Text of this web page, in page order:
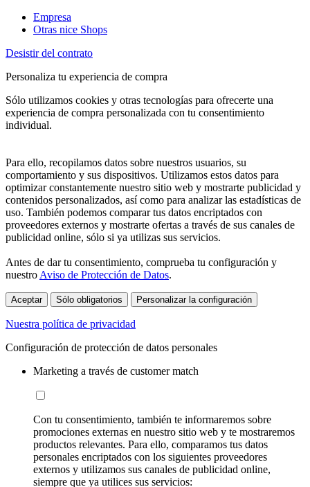
Empresa
Otras nice Shops
Desistir del contrato
Personaliza tu experiencia de compra
Sólo utilizamos cookies y otras tecnologías para ofrecerte una
experiencia de compra personalizada con tu consentimiento
individual.
Para ello, recopilamos datos sobre nuestros usuarios, su
comportamiento y sus dispositivos. Utilizamos estos datos para
optimizar constantemente nuestro sitio web y mostrarte publicidad y
contenidos personalizados, así como para analizar las estadísticas de
uso. También podemos comparar tus datos encriptados con
proveedores externos y mostrarte ofertas a través de sus canales de
publicidad online, sólo si ya utilizas sus servicios.
Antes de dar tu consentimiento, comprueba tu configuración y
nuestro Aviso de Protección de Datos.
Aceptar Sólo obligatorios Personalizar la configuración
Nuestra política de privacidad
Configuración de protección de datos personales
Marketing a través de customer match
Con tu consentimiento, también te informaremos sobre
promociones externas en nuestro sitio web y te mostraremos
productos relevantes. Para ello, comparamos tus datos
personales encriptados con los siguientes proveedores
externos y utilizamos sus canales de publicidad online,
siempre que ya utilices sus servicios: